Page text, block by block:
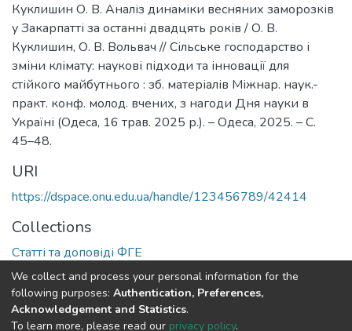
Куклишин О. В. Аналіз динаміки весняних заморозків
у Закарпатті за останні двадцять років / О. В.
Куклишин, О. В. Вольвач // Сільське господарство і
зміни клімату: наукові підходи та інновації для
стійкого майбутнього : зб. матеріалів Міжнар. наук.-
практ. конф. молод. вчених, з нагоди Дня науки в
Україні (Одеса, 16 трав. 2025 р.). – Одеса, 2025. – С.
45–48.
URI
https://dspace.onu.edu.ua/handle/123456789/42414
Collections
Статті та доповіді ФГЕ
Full item page
We collect and process your personal information for the
following purposes: Authentication, Preferences,
Acknowledgement and Statistics.
To learn more, please read our privacy policy.